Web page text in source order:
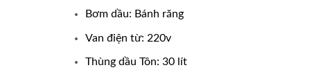
Bơm dầu: Bánh răng
Van điện từ: 220v
Thùng dầu Tôn: 30 lít